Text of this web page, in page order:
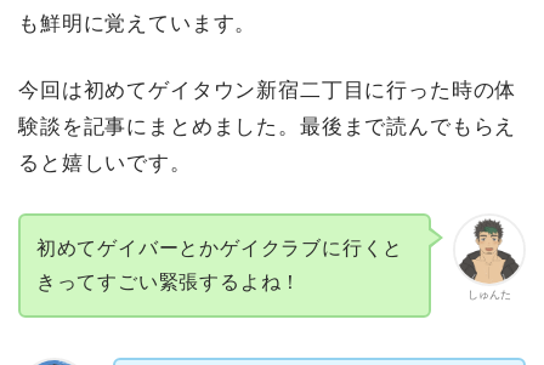
も鮮明に覚えています。
今回は初めてゲイタウン新宿二丁目に行った時の体
験談を記事にまとめました。最後まで読んでもらえ
ると嬉しいです。
しゅんた
初めてゲイバーとかゲイクラブに行くと
きってすごい緊張するよね！